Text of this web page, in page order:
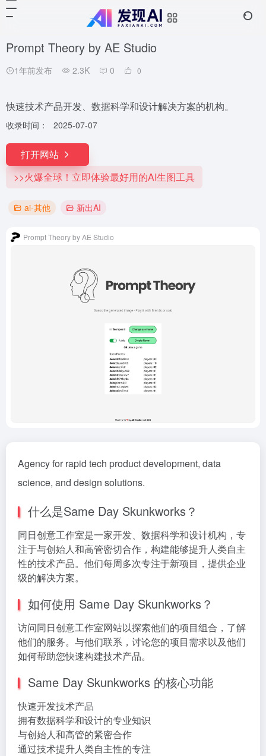
Prompt Theory by AE Studio
1年前发布 2.3K 0 0
快速技术产品开发、数据科学和设计解决方案的机构。
收录时间： 2025-07-07
打开网站
>>火爆全球！立即体验最好用的AI生图工具
ai-其他 新出AI
Prompt Theory by AE Studio
Agency for rapid tech product development, data
science, and design solutions.
什么是Same Day Skunkworks？
同日创意工作室是一家开发、数据科学和设计机构，专
注于与创始人和高管密切合作，构建能够提升人类自主
性的技术产品。他们每周多次专注于新项目，提供企业
级的解决方案。
如何使用 Same Day Skunkworks？
访问同日创意工作室网站以探索他们的项目组合，了解
他们的服务。与他们联系，讨论您的项目需求以及他们
如何帮助您快速构建技术产品。
Same Day Skunkworks 的核心功能
快速开发技术产品
拥有数据科学和设计的专业知识
与创始人和高管的紧密合作
通过技术提升人类自主性的专注